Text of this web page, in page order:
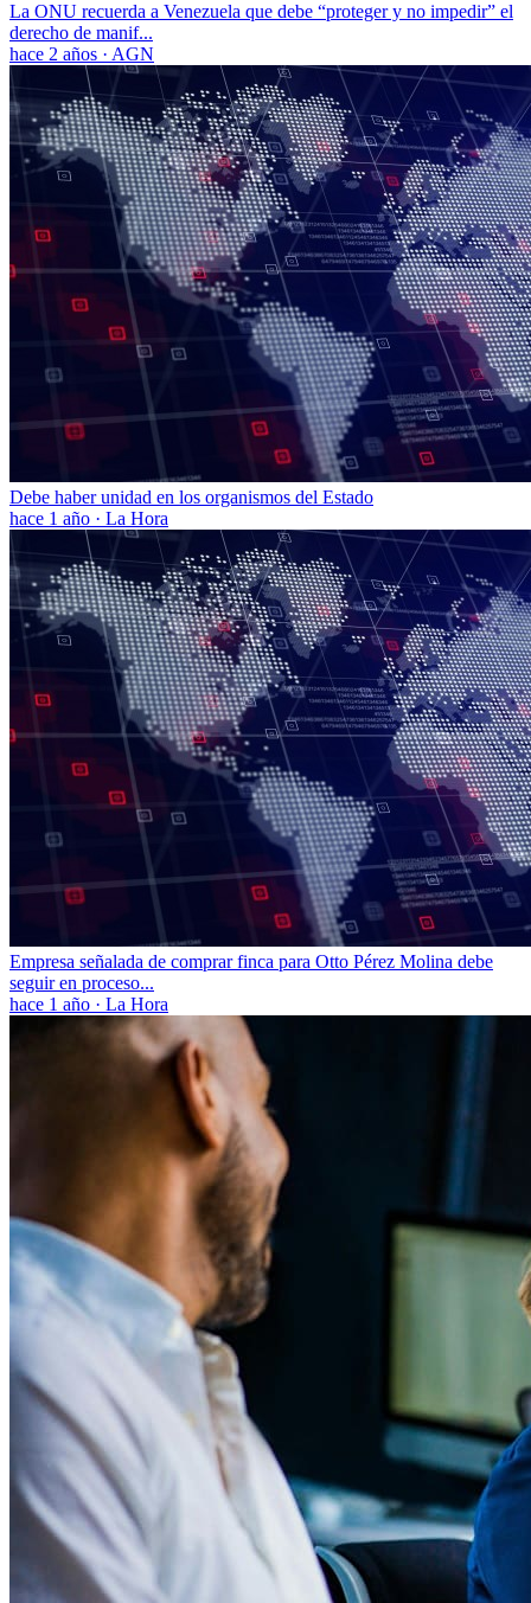
La ONU recuerda a Venezuela que debe “proteger y no impedir” el
derecho de manif...
hace 2 años · AGN
Debe haber unidad en los organismos del Estado
hace 1 año · La Hora
Empresa señalada de comprar finca para Otto Pérez Molina debe
seguir en proceso...
hace 1 año · La Hora